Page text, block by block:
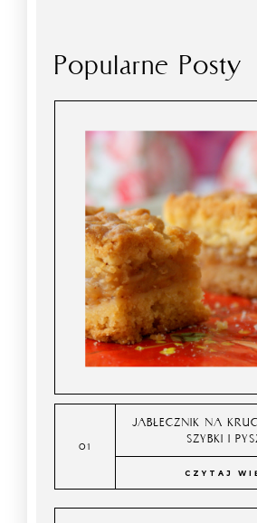
Popularne Posty
JABŁECZNIK NA
SZYBKI I
CZYTAJ